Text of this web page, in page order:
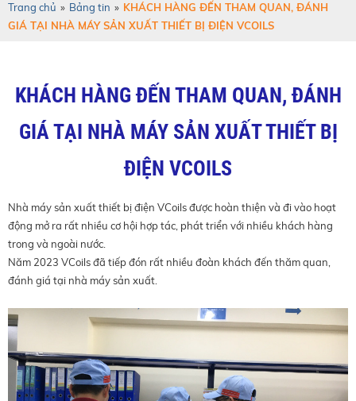
Trang chủ » Bảng tin » KHÁCH HÀNG ĐẾN THAM QUAN, ĐÁNH
GIÁ TẠI NHÀ MÁY SẢN XUẤT THIẾT BỊ ĐIỆN VCOILS
KHÁCH HÀNG ĐẾN THAM QUAN, ĐÁNH
GIÁ TẠI NHÀ MÁY SẢN XUẤT THIẾT BỊ
ĐIỆN VCOILS
Nhà máy sản xuất thiết bị điện VCoils được hoàn thiện và đi vào hoạt
động mở ra rất nhiều cơ hội hợp tác, phát triển với nhiều khách hàng
trong và ngoài nước.
Năm 2023 VCoils đã tiếp đón rất nhiều đoàn khách đến thăm quan,
đánh giá tại nhà máy sản xuất.